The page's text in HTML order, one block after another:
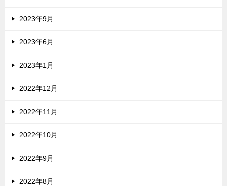
2023年9月
2023年6月
2023年1月
2022年12月
2022年11月
2022年10月
2022年9月
2022年8月